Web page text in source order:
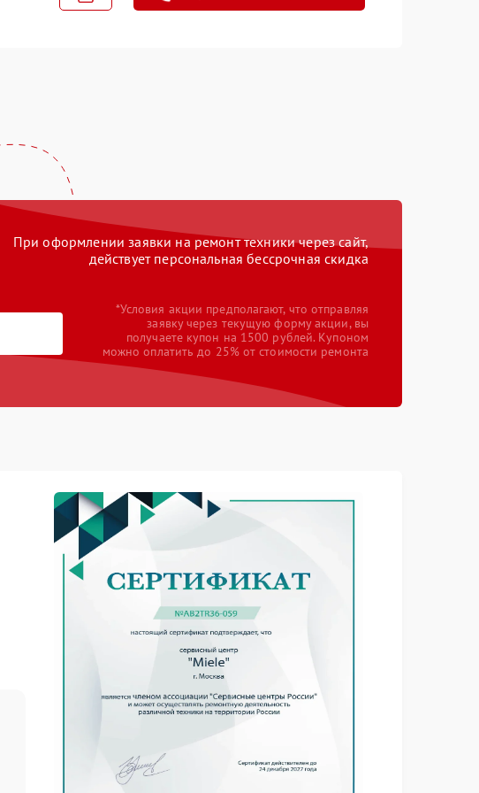
При оформлении заявки на ремонт техники через сайт,
действует персональная бессрочная скидка
*Условия акции предполагают, что отправляя
заявку через текущую форму акции, вы
получаете купон на 1500 рублей. Купоном
можно оплатить до 25% от стоимости ремонта